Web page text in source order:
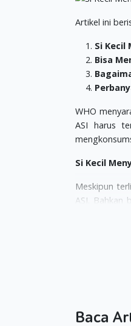
Artikel ini
Si Kecil
Bisa
WHO
ASI harus
Si Kecil
Meskipun
ASI. Bahkan
Baca